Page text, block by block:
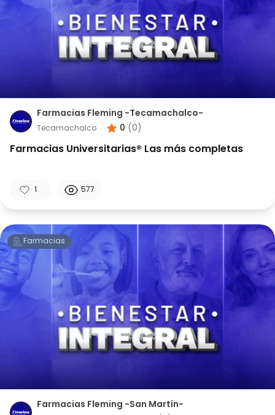
Farmacias Fleming -Tecamachalco-
Tecamachalco 0 (0 )
Farmacias Universitarias® Las más completas
577
Farmacias
Farmacias Fleming -San Martín-